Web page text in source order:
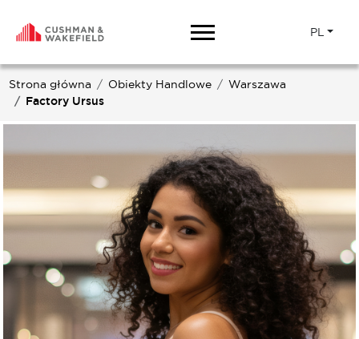
PL
Strona główna Obiekty Handlowe
Warszawa
Factory Ursus